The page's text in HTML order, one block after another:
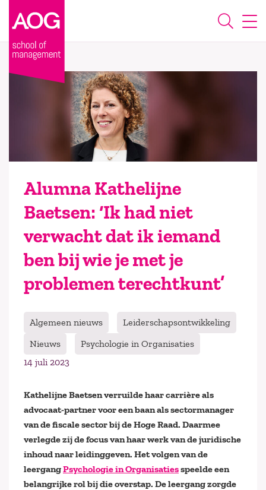
Alumna Kathelijne
Baetsen: ‘Ik had niet
verwacht dat ik iemand
ben bij wie je met je
problemen terechtkunt’
Algemeen nieuws
Leiderschapsontwikkeling
Nieuws
Psychologie in Organisaties
14 juli 2023
Kathelijne Baetsen verruilde haar carrière als
advocaat-partner voor een baan als sectormanager
van de fiscale sector bij de Hoge Raad. Daarmee
verlegde zij de focus van haar werk van de juridische
inhoud naar leidinggeven. Het volgen van de
leergangPsychologie in Organisatiesspeelde een
belangrijke rol bij die overstap. De leergang zorgde